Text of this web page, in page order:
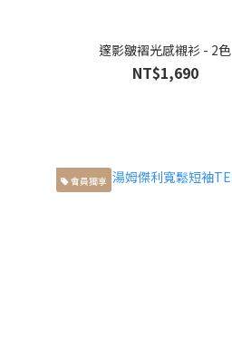
邃影皺褶光感襯衫 - 2色
NT$1,690
會員獨享